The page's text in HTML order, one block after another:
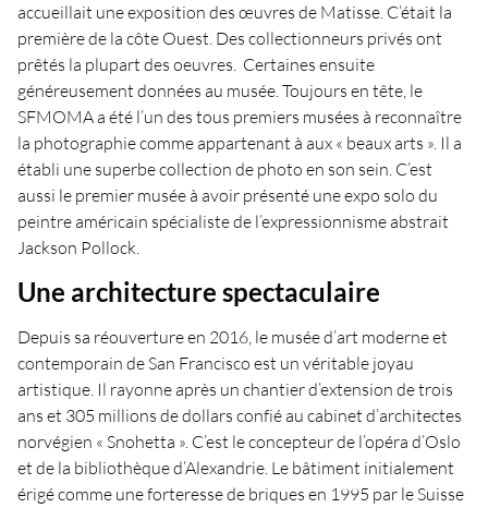
accueillait une exposition des œuvres de Matisse. C’était la
première de la côte Ouest. Des collectionneurs privés ont
prêtés la plupart des oeuvres. Certaines ensuite
généreusement données au musée. Toujours en tête, le
SFMOMA a été l’un des tous premiers musées à reconnaître
la photographie comme appartenant à aux « beaux arts ». Il a
établi une superbe collection de photo en son sein. C’est
aussi le premier musée à avoir présenté une expo solo du
peintre américain spécialiste de l’expressionnisme abstrait
Jackson Pollock.
Une architecture spectaculaire
Depuis sa réouverture en 2016, le musée d’art moderne et
contemporain de San Francisco est un véritable joyau
artistique. Il rayonne après un chantier d’extension de trois
ans et 305 millions de dollars confié au cabinet d’architectes
norvégien « Snohetta ». C’est le concepteur de l’opéra d’Oslo
et de la bibliothèque d’Alexandrie. Le bâtiment initialement
érigé comme une forteresse de briques en 1995 par le Suisse